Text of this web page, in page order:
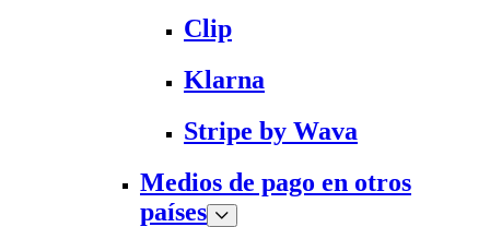
Clip
Klarna
Stripe by Wava
Medios de pago en otros
países